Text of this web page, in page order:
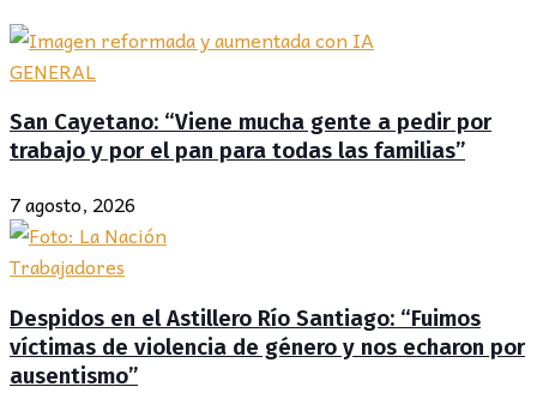
GENERAL
San Cayetano: “Viene mucha gente a pedir por
trabajo y por el pan para todas las familias”
7 agosto, 2026
Trabajadores
Despidos en el Astillero Río Santiago: “Fuimos
víctimas de violencia de género y nos echaron por
ausentismo”